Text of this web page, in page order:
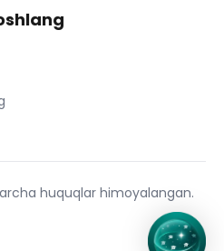
huquqlar himoyalangan.